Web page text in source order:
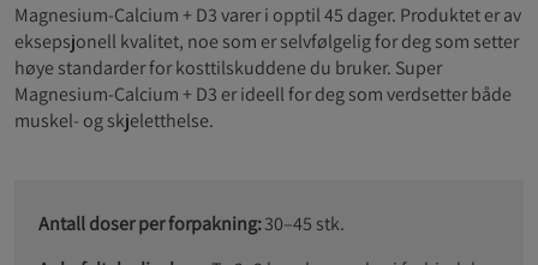
Magnesium-Calcium + D3 varer i opptil 45 dager. Produktet er av
eksepsjonell kvalitet, noe som er selvfølgelig for deg som setter
høye standarder for kosttilskuddene du bruker. Super
Magnesium-Calcium + D3 er ideell for deg som verdsetter både
muskel- og skjeletthelse.
Antall doser per forpakning:30–45 stk.